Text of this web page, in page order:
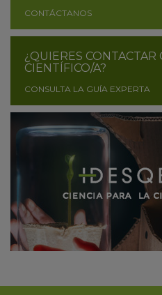
CONTÁCTANOS
¿QUIERES CONTACTAR
CIENTÍFICO/A?
CONSULTA LA GUÍA EXPERTA